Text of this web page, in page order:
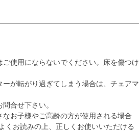
使用にならないでください。床を傷つけ
が転がり過ぎてしまう場合は、チェアマ
合せ下さい。
お子様やご高齢の方が使用される場合
くお読みの上、正しくお使いいただける